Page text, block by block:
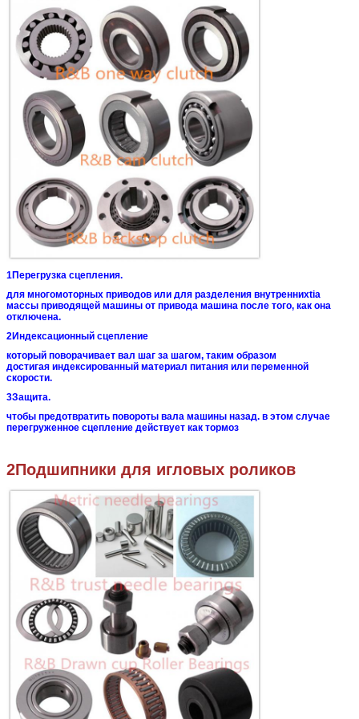
1Перегрузка сцепления.
для многомоторных приводов или для разделения внутреннихtia
массы приводящей машины от привода машина после того, как она
отключена.
2Индексационный сцепление
который поворачивает вал шаг за шагом, таким образом
достигая индексированный материал питания или переменной
скорости.
3Защита.
чтобы предотвратить повороты вала машины назад. в этом случае
перегруженное сцепление действует как тормоз
2Подшипники для игловых роликов